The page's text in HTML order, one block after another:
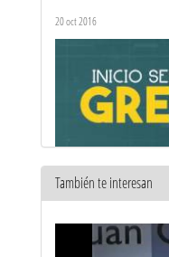
20 oct 2016
regresión lineal múltiple
También te interesan